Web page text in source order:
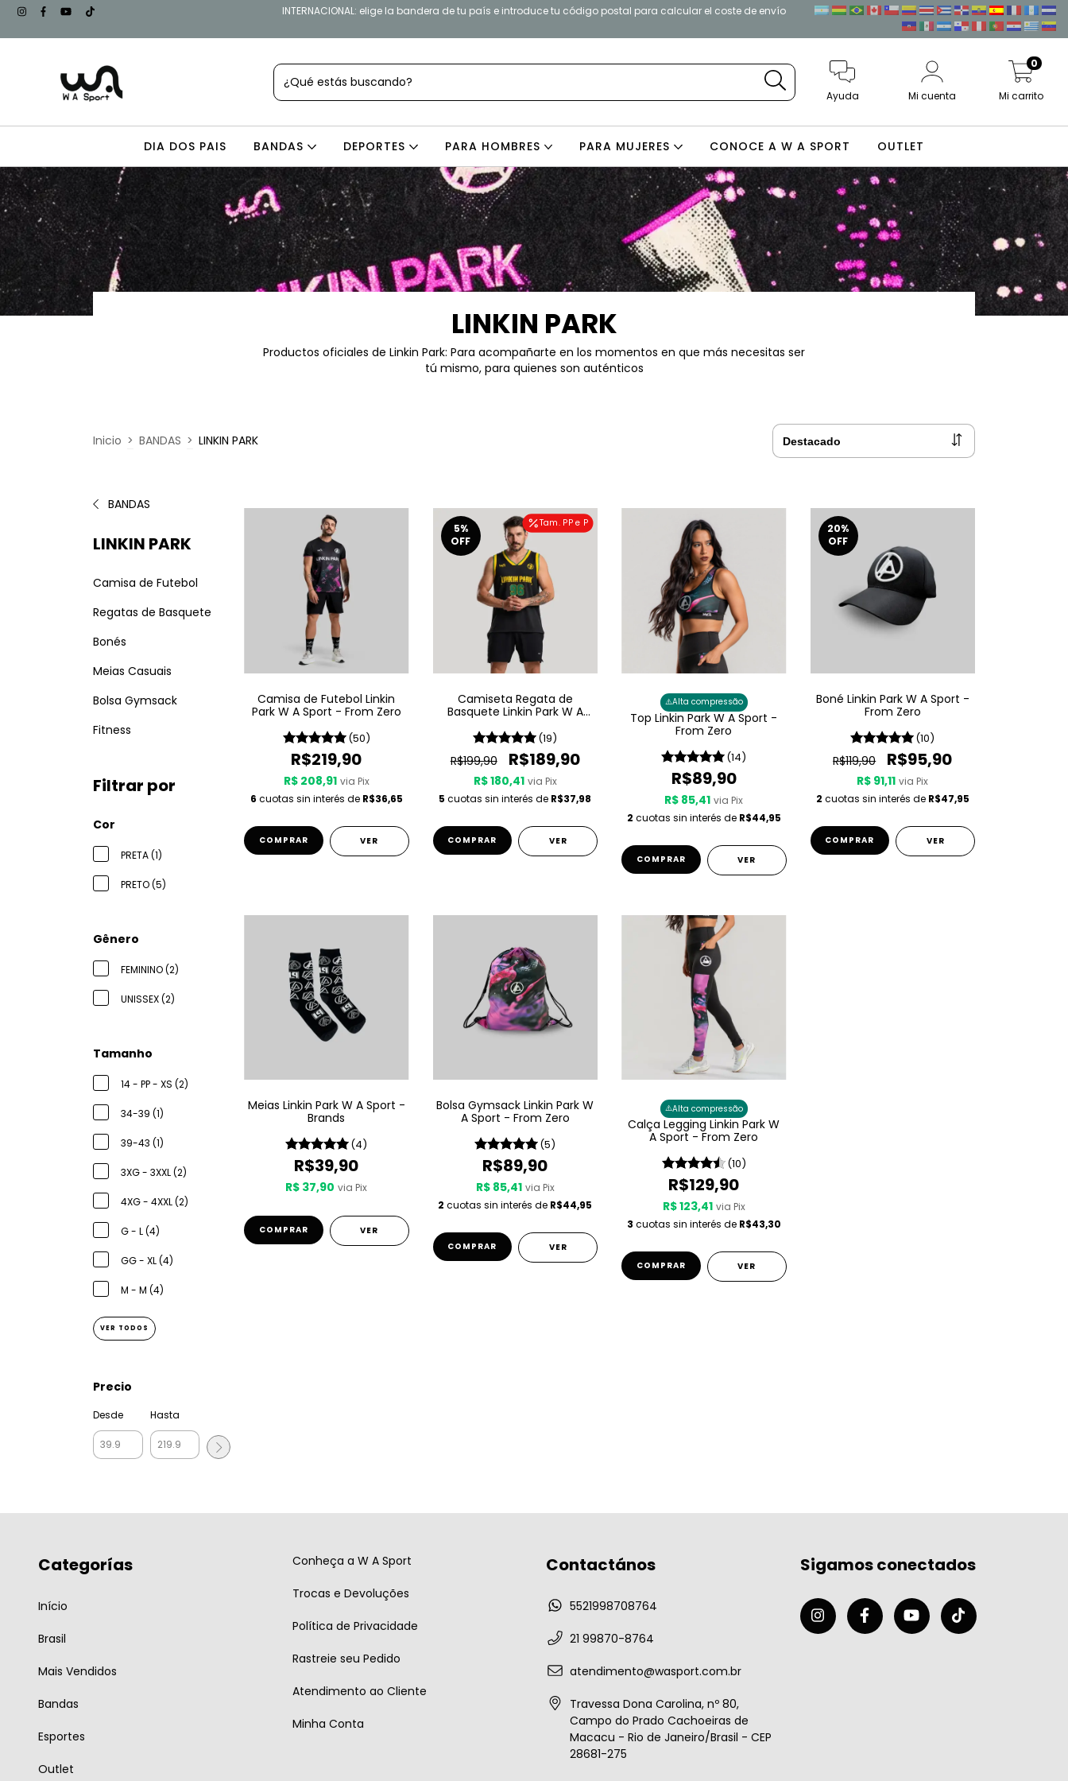
INTERNACIONAL: elige la bandera de tu país e introduce tu código postal para calcular el coste de envío
Ayuda Mi cuenta Mi carrito
0
DIA DOS PAIS BANDAS DEPORTES PARA HOMBRES PARA MUJERES CONOCE A W A SPORT OUTLET
LINKIN PARK
Productos oficiales de Linkin Park: Para acompañarte en los momentos en que más necesitas ser
tú mismo, para quienes son auténticos
Inicio > BANDAS > LINKIN PARK
BANDAS
LINKIN PARK
Camisa de Futebol
Regatas de Basquete
Bonés
Meias Casuais
Bolsa Gymsack
Fitness
Filtrar por
Cor
PRETA (1)
PRETO (5)
Gênero
FEMININO (2)
UNISSEX (2)
Tamanho
14 - PP - XS (2)
34-39 (1)
39-43 (1)
3XG - 3XXL (2)
4XG - 4XXL (2)
G - L (4)
GG - XL (4)
M - M (4)
VER TODOS
Precio
Desde Hasta
Camisa de Futebol Linkin
Park W A Sport - From Zero
(50)
R$219,90
R$ 208,91 via Pix
6 cuotas sin interés de R$36,65
COMPRAR VER
Tam. PP e P
5%
OFF
Camiseta Regata de
Basquete Linkin Park W A
(19)
R$199,90 R$189,90
R$ 180,41 via Pix
5 cuotas sin interés de R$37,98
COMPRAR VER
⚠️Alta compressão
Top Linkin Park W A Sport -
From Zero
(14)
R$89,90
R$ 85,41 via Pix
2 cuotas sin interés de R$44,95
COMPRAR VER
20%
OFF
Boné Linkin Park W A Sport -
From Zero
(10)
R$119,90 R$95,90
R$ 91,11 via Pix
2 cuotas sin interés de R$47,95
COMPRAR VER
Meias Linkin Park W A Sport -
Brands
(4)
R$39,90
R$ 37,90 via Pix
COMPRAR VER
Bolsa Gymsack Linkin Park W
A Sport - From Zero
(5)
R$89,90
R$ 85,41 via Pix
2 cuotas sin interés de R$44,95
VER
⚠️Alta compressão
Calça Legging Linkin Park W
A Sport - From Zero
(10)
R$129,90
R$ 123,41 via Pix
3 cuotas sin interés de R$43,30
COMPRAR VER
Categorías
Início
Brasil
Mais Vendidos
Bandas
Esportes
Outlet
Conheça a W A Sport
Trocas e Devoluções
Política de Privacidade
Rastreie seu Pedido
Atendimento ao Cliente
Minha Conta
Contactános
5521998708764
21 99870-8764
atendimento@wasport.com.br
Travessa Dona Carolina, nº 80,
Campo do Prado Cachoeiras de
Macacu - Rio de Janeiro/Brasil - CEP
28681-275
Sigamos conectados